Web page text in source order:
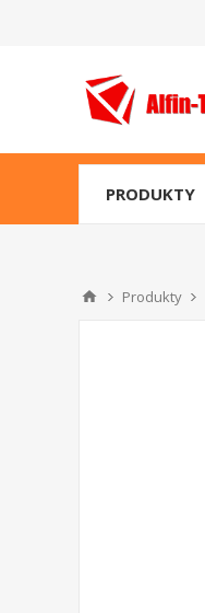
PRODUKTY
Produkty